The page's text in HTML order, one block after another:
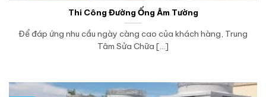
Thi Công Đường Ống Âm Tường
Để đáp ứng nhu cầu ngày càng cao của khách hàng, Trung
Tâm Sửa Chữa [...]